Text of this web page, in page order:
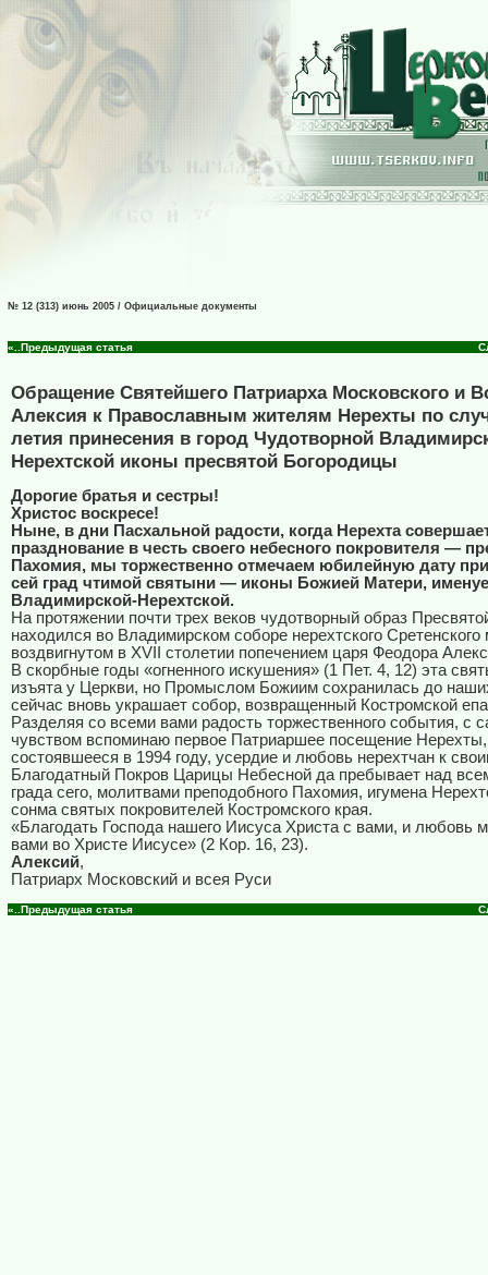
№ 12 (313) июнь 2005 / Официальные документы
«..Предыдущая статья
Обращение Святейшего Патриарха Московского и
Алексия к Православным жителям Нерехты по
летия принесения в город Чудотворной
Нерехтской иконы пресвятой Богородицы
Дорогие братья и сестры!
Христос воскресе!
Ныне, в дни Пасхальной радости, когда Нерехта
празднование в честь своего небесного покровителя —
Пахомия, мы торжественно отмечаем юбилейную дату
сей град чтимой святыни — иконы Божией Матери,
Владимирской-Нерехтской.
На протяжении почти трех веков чудотворный образ
находился во Владимирском соборе нерехтского
воздвигнутом в XVII
столетии попечением царя Феодора
В скорбные годы «огненного искушения» (1 Пет. 4, 12) эта
изъята у Церкви, но Промыслом Божиим сохранилась до
сейчас вновь украшает собор, возвращенный Костромской
Разделяя со всеми вами радость торжественного события, с
чувством вспоминаю первое Патриаршее посещение Нерехты,
состоявшееся в 1994 году, усердие и любовь нерехтчан к
Благодатный Покров Царицы Небесной да пребывает над
града сего, молитвами преподобного Пахомия, игумена
сонма святых покровителей Костромского края.
«Благодать Господа нашего Иисуса Христа с вами, и любовь
вами во Христе Иисусе» (2 Кор. 16, 23).
Алексий,
Патриарх Московский и всея Руси
«..Предыдущая статья